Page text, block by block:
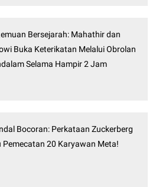
Bersejarah: Mahathir dan
Buka Keterikatan Melalui Obrolan
Selama Hampir 2 Jam
Bocoran: Perkataan Zuckerberg
Pemecatan 20 Karyawan Meta!